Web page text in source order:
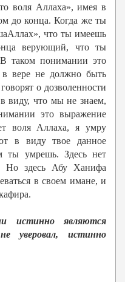
воля Аллаха», имея в
до конца. Когда же ты
что ты имеешь
верующий, что ты
таком понимании это
в вере не должно быть
о дозволенности
виду, что мы не знаем,
это выражение
воля Аллаха, я умру
в виду твое данное
ты умрешь. Здесь нет
Но здесь Абу Ханифа
в своем имане, и
истинно являются
истинно